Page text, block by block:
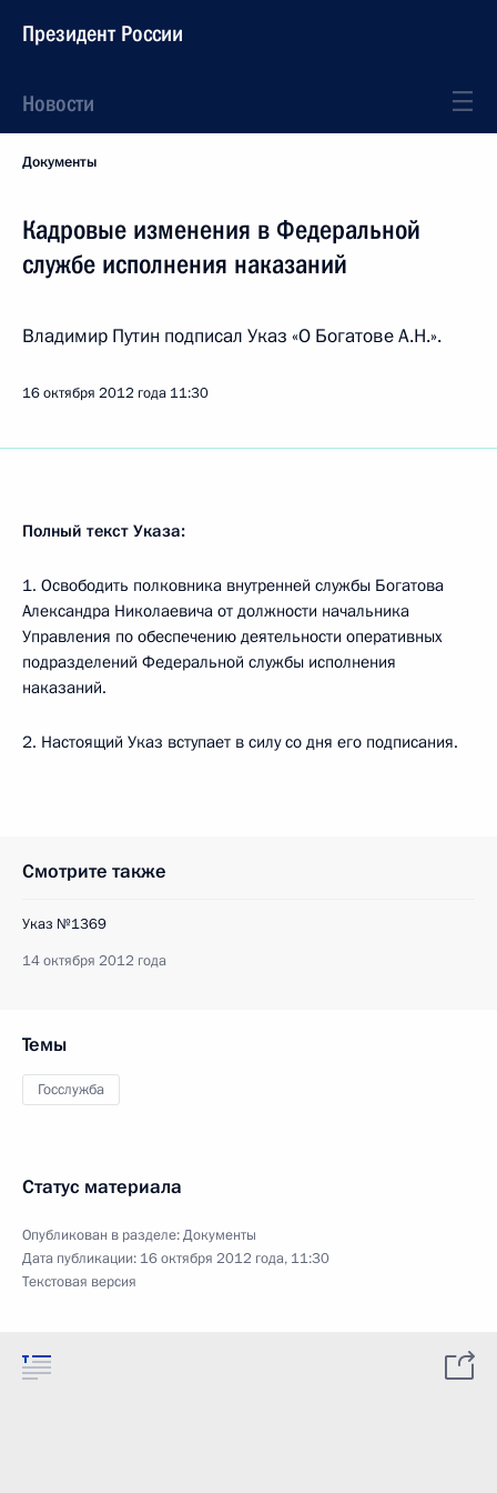
Президент России
Новости
Документы
Кадровые изменения в Федеральной
службе исполнения наказаний
Владимир Путин подписал Указ «О Богатове А.Н.».
16 октября 2012 года 11:30
Полный текст Указа:
1. Освободить полковника внутренней службы Богатова
Александра Николаевича от должности начальника
Управления по обеспечению деятельности оперативных
подразделений Федеральной службы исполнения
наказаний.
2. Настоящий Указ вступает в силу со дня его подписания.
Смотрите также
Указ №1369
14 октября 2012 года
Темы
Госслужба
Статус материала
Опубликован в разделе:Документы
Дата публикации: 16 октября 2012 года, 11:30
Текстовая версия